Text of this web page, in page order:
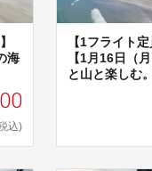
海
込)
【1フライト
【1月16日（
と山と楽しむ